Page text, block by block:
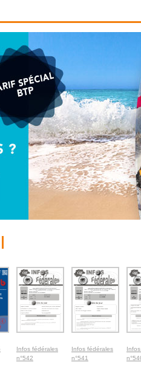
Infos fédérales
n°542
Infos fédérales
n°541